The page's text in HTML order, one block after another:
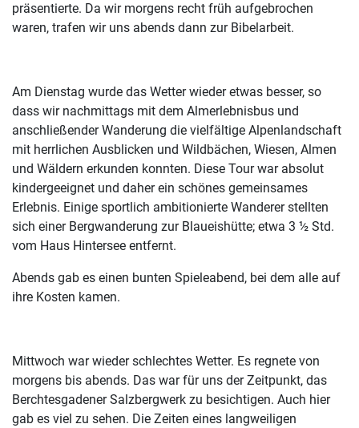
präsentierte. Da wir morgens recht früh aufgebrochen
waren, trafen wir uns abends dann zur Bibelarbeit.
Am Dienstag wurde das Wetter wieder etwas besser, so
dass wir nachmittags mit dem Almerlebnisbus und
anschließender Wanderung die vielfältige Alpenlandschaft
mit herrlichen Ausblicken und Wildbächen, Wiesen, Almen
und Wäldern erkunden konnten. Diese Tour war absolut
kindergeeignet und daher ein schönes gemeinsames
Erlebnis. Einige sportlich ambitionierte Wanderer stellten
sich einer Bergwanderung zur Blaueishütte; etwa 3 ½ Std.
vom Haus Hintersee entfernt.
Abends gab es einen bunten Spieleabend, bei dem alle auf
ihre Kosten kamen.
Mittwoch war wieder schlechtes Wetter. Es regnete von
morgens bis abends. Das war für uns der Zeitpunkt, das
Berchtesgadener Salzbergwerk zu besichtigen. Auch hier
gab es viel zu sehen. Die Zeiten eines langweiligen